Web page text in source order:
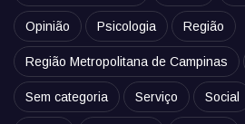
Opinião Psicologia Região
Região Metropolitana de Campinas
Sem categoria Serviço Social